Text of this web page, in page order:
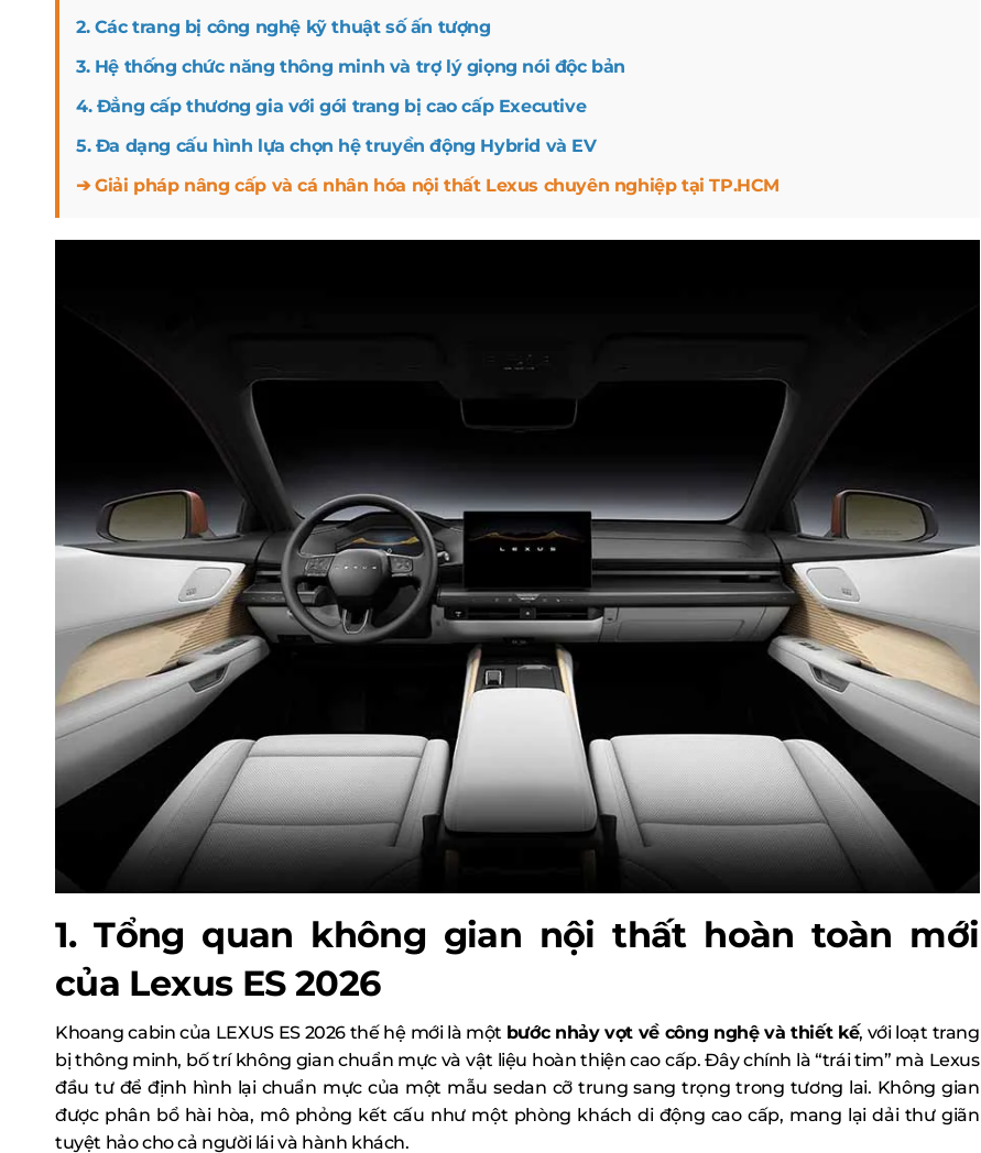
2. Các trang bị công nghệ kỹ thuật số ấn tượng
3. Hệ thống chức năng thông minh và trợ lý giọng nói độc bản
4. Đẳng cấp thương gia với gói trang bị cao cấp Executive
5. Đa dạng cấu hình lựa chọn hệ truyền động Hybrid và EV
➔ Giải pháp nâng cấp và cá nhân hóa nội thất Lexus chuyên nghiệp tại TP.HCM
1. Tổng quan không gian nội thất hoàn toàn mới
của Lexus ES 2026
Khoang cabin của LEXUS ES 2026 thế hệ mới là một bước nhảy vọt về công nghệ và thiết kế, với loạt trang
bị thông minh, bố trí không gian chuẩn mực và vật liệu hoàn thiện cao cấp. Đây chính là “trái tim” mà Lexus
đầu tư để định hình lại chuẩn mực của một mẫu sedan cỡ trung sang trọng trong tương lai. Không gian
được phân bổ hài hòa, mô phỏng kết cấu như một phòng khách di động cao cấp, mang lại dải thư giãn
tuyệt hảo cho cả người lái và hành khách.